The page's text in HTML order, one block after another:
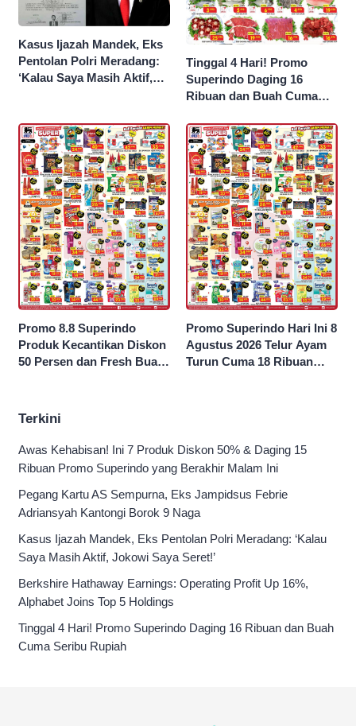
Kasus Ijazah Mandek, Eks
Pentolan Polri Meradang:
‘Kalau Saya Masih Aktif,
Tinggal 4 Hari! Promo
Superindo Daging 16
Ribuan dan Buah Cuma
Promo 8.8 Superindo
Produk Kecantikan Diskon
50 Persen dan Fresh Buah
Promo Superindo Hari Ini 8
Agustus 2026 Telur Ayam
Turun Cuma 18 Ribuan
Terkini
Awas Kehabisan! Ini 7 Produk Diskon 50% & Daging 15
Ribuan Promo Superindo yang Berakhir Malam Ini
Pegang Kartu AS Sempurna, Eks Jampidsus Febrie
Adriansyah Kantongi Borok 9 Naga
Kasus Ijazah Mandek, Eks Pentolan Polri Meradang: ‘Kalau
Saya Masih Aktif, Jokowi Saya Seret!’
Berkshire Hathaway Earnings: Operating Profit Up 16%,
Alphabet Joins Top 5 Holdings
Tinggal 4 Hari! Promo Superindo Daging 16 Ribuan dan Buah
Cuma Seribu Rupiah